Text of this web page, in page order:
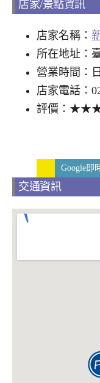
店家/景點資訊
店家名稱：
所在地址：
營業時間：
店家電話：
評價：
Google即
交通資訊